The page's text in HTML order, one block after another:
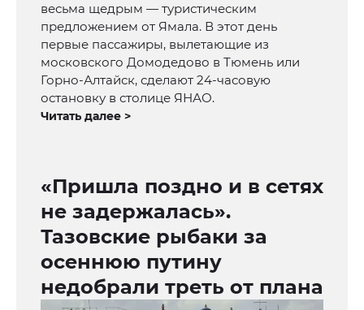
весьма щедрым — туристическим
предложением от Ямала. В этот день
первые пассажиры, вылетающие из
московского Домодедово в Тюмень или
Горно-Алтайск, сделают 24-часовую
остановку в столице ЯНАО.
Читать далее >
«Пришла поздно и в сетях
не задержалась».
Тазовские рыбаки за
осеннюю путину
недобрали треть от плана